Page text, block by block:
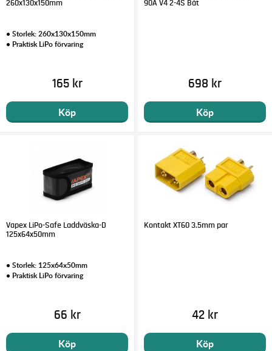
260x130x150mm
• Storlek: 260x130x150mm
• Praktisk LiPo förvaring
165 kr
Köp
90A V4 2-4S Båt
698 kr
Köp
Vapex LiPo-Safe Laddväska-D
125x64x50mm
• Storlek: 125x64x50mm
• Praktisk LiPo förvaring
66 kr
Köp
Kontakt XT60 3.5mm par
42 kr
Köp